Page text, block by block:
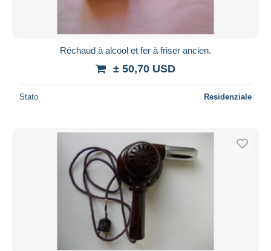
Réchaud à alcool et fer à friser ancien.
± 50,70 USD
Stato Residenziale